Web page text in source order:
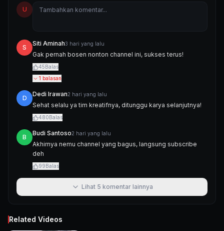
U
S
Siti Aminah3 hari yang lalu
Gak pernah bosen nonton channel ini, sukses terus!
45Balas
1 balasan
D
Dedi Irawan2 hari yang lalu
Sehat selalu ya tim kreatifnya, ditunggu karya selanjutnya!
480Balas
B
Budi Santoso2 hari yang lalu
Akhirnya nemu channel yang bagus, langsung subscribe
deh
99Balas
Lihat 5 komentar lainnya
Related Videos